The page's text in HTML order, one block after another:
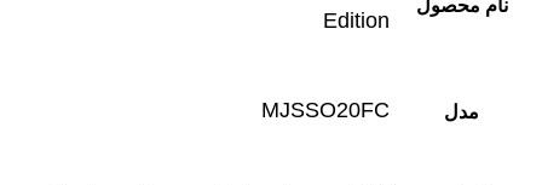
نام محصول
Edition
مدل MJSSO20FC